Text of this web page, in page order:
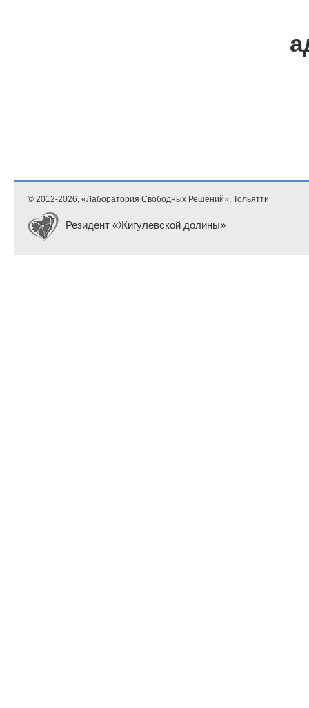
© 2012-2026, «Лаборатория Свободных Решений», Тольятти
Резидент «Жигулевской долины»